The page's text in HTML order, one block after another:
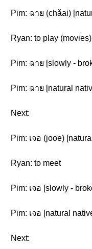
Pim: ฉาย (chǎai)
Ryan: to play
Pim: ฉาย [slowly -
Pim: ฉาย [natural
Next:
Pim: เจอ (jooe)
Ryan: to meet
Pim: เจอ [slowly -
Pim: เจอ [natural
Next: